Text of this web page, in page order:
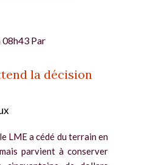
08h43 Par
la décision
LME a cédé du terrain en
parvient à conserver